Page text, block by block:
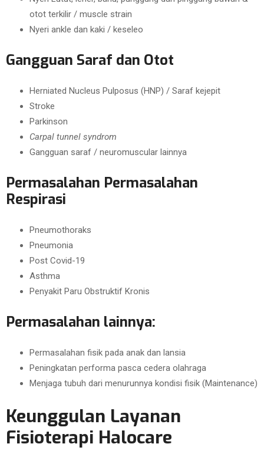
otot terkilir / muscle strain
Nyeri ankle dan kaki / keseleo
Gangguan Saraf dan Otot
Herniated Nucleus Pulposus (HNP) / Saraf kejepit
Stroke
Parkinson
Carpal tunnel syndrom
Gangguan saraf / neuromuscular lainnya
Permasalahan Permasalahan
Respirasi
Pneumothoraks
Pneumonia
Post Covid-19
Asthma
Penyakit Paru Obstruktif Kronis
Permasalahan lainnya:
Permasalahan fisik pada anak dan lansia
Peningkatan performa pasca cedera olahraga
Menjaga tubuh dari menurunnya kondisi fisik (Maintenance)
Keunggulan Layanan
Fisioterapi Halocare